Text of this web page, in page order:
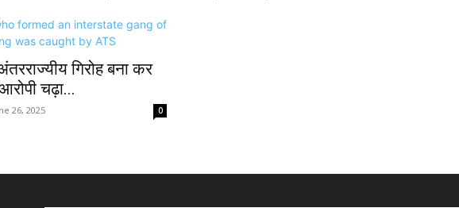
गिरोह बना कर
चढ़ा...
26, 2025 0